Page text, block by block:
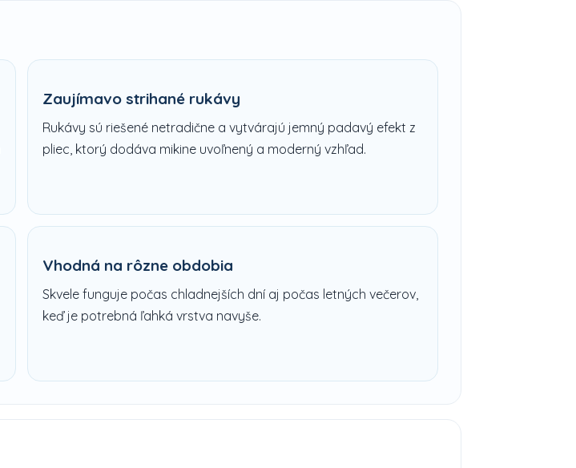
Zaujímavo strihané rukávy
Rukávy sú riešené netradične a vytvárajú jemný padavý efekt z
pliec, ktorý dodáva mikine uvoľnený a moderný vzhľad.
Vhodná na rôzne obdobia
Skvele funguje počas chladnejších dní aj počas letných večerov,
keď je potrebná ľahká vrstva navyše.